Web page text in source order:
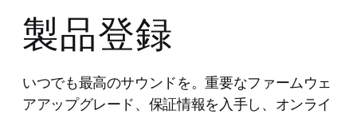
製品登録
いつでも最高のサウンドを。重要なファームウェ
アアップグレード、保証情報を入手し、オンライ